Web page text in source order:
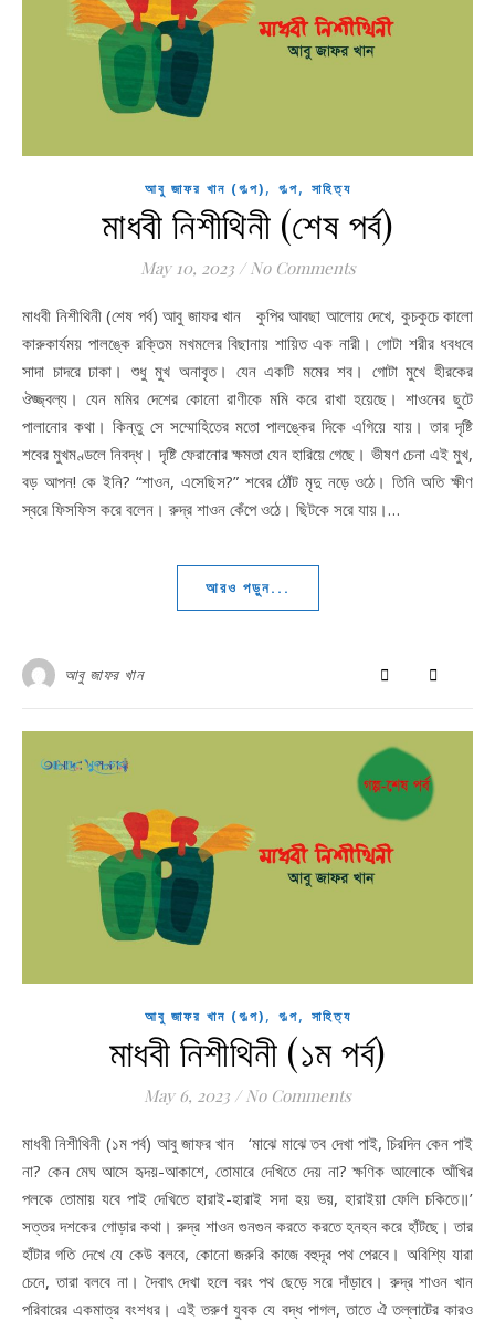
আবু জাফর খান (গল্প), গল্প, সাহিত্য
মাধবী নিশীথিনী (শেষ পর্ব)
May 10, 2023 / No Comments
মাধবী নিশীথিনী (শেষ পর্ব) আবু জাফর খান কুপির আবছা আলোয় দেখে, কুচকুচে কালো
কারুকার্যময় পালঙ্কে রক্তিম মখমলের বিছানায় শায়িত এক নারী। গোটা শরীর ধবধবে
সাদা চাদরে ঢাকা। শুধু মুখ অনাবৃত। যেন একটি মমের শব। গোটা মুখে হীরকের
ঔজ্জ্বল্য। যেন মমির দেশের কোনো রাণীকে মমি করে রাখা হয়েছে। শাওনের ছুটে
পালানোর কথা। কিন্তু সে সম্মোহিতের মতো পালঙ্কের দিকে এগিয়ে যায়। তার দৃষ্টি
শবের মুখমণ্ডলে নিবদ্ধ। দৃষ্টি ফেরানোর ক্ষমতা যেন হারিয়ে গেছে। ভীষণ চেনা এই মুখ,
বড় আপন! কে ইনি? “শাওন, এসেছিস?” শবের ঠোঁট মৃদু নড়ে ওঠে। তিনি অতি ক্ষীণ
স্বরে ফিসফিস করে বলেন। রুদ্র শাওন কেঁপে ওঠে। ছিটকে সরে যায়।…
আরও পড়ুন...
আবু জাফর খান
আবু জাফর খান (গল্প), গল্প, সাহিত্য
মাধবী নিশীথিনী (১ম পর্ব)
May 6, 2023 / No Comments
মাধবী নিশীথিনী (১ম পর্ব) আবু জাফর খান ‘মাঝে মাঝে তব দেখা পাই, চিরদিন কেন পাই
না? কেন মেঘ আসে হৃদয়-আকাশে, তোমারে দেখিতে দেয় না? ক্ষণিক আলোকে আঁখির
পলকে তোমায় যবে পাই দেখিতে হারাই-হারাই সদা হয় ভয়, হারাইয়া ফেলি চকিতে॥’
সত্তর দশকের গোড়ার কথা। রুদ্র শাওন গুনগুন করতে করতে হনহন করে হাঁটছে। তার
হাঁটার গতি দেখে যে কেউ বলবে, কোনো জরুরি কাজে বহুদূর পথ পেরবে। অবিশ্যি যারা
চেনে, তারা বলবে না। দৈবাৎ দেখা হলে বরং পথ ছেড়ে সরে দাঁড়াবে। রুদ্র শাওন খান
পরিবারের একমাত্র বংশধর। এই তরুণ যুবক যে বদ্ধ পাগল, তাতে ঐ তল্লাটের কারও